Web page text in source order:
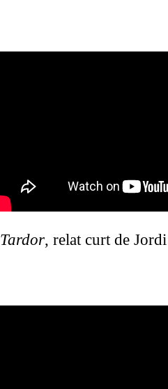
Tardor, relat curt de